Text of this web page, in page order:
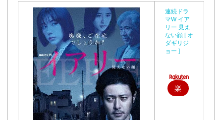
連続ドラ
マW イア
リー 見え
ない顔 [ オ
ダギリジ
ョー ]
楽